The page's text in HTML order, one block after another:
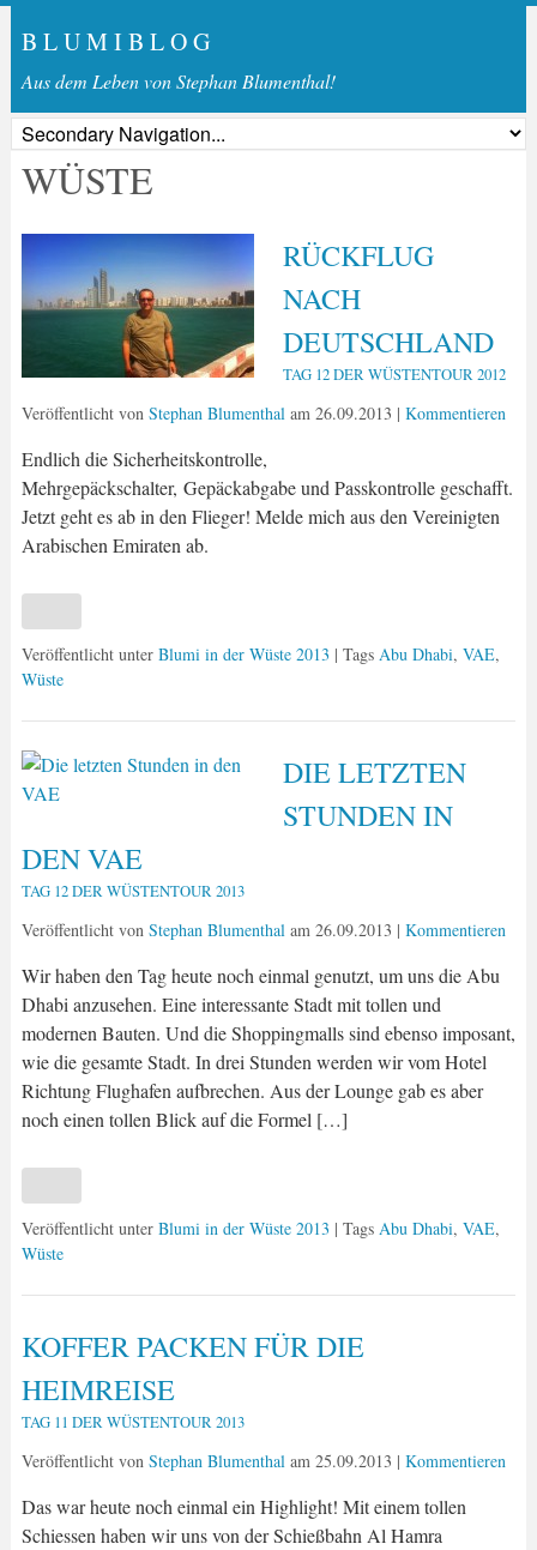
B L U M I B L O G
Aus dem Leben von Stephan Blumenthal!
WÜSTE
RÜCKFLUG
NACH
DEUTSCHLAND
TAG 12 DER WÜSTENTOUR 2012
Veröffentlicht von Stephan Blumenthalam 26.09.2013 | Kommentieren
Endlich die Sicherheitskontrolle,
Mehrgepäckschalter, Gepäckabgabe und Passkontrolle geschafft.
Jetzt geht es ab in den Flieger! Melde mich aus den Vereinigten
Arabischen Emiraten ab.
Veröffentlicht unter Blumi in der Wüste 2013 | Tags Abu Dhabi, VAE,
Wüste
DIE LETZTEN
STUNDEN IN
DEN VAE
TAG 12 DER WÜSTENTOUR 2013
Veröffentlicht von Stephan Blumenthalam 26.09.2013 | Kommentieren
Wir haben den Tag heute noch einmal genutzt, um uns die Abu
Dhabi anzusehen. Eine interessante Stadt mit tollen und
modernen Bauten. Und die Shoppingmalls sind ebenso imposant,
wie die gesamte Stadt. In drei Stunden werden wir vom Hotel
Richtung Flughafen aufbrechen. Aus der Lounge gab es aber
noch einen tollen Blick auf die Formel […]
Veröffentlicht unter Blumi in der Wüste 2013 | Tags Abu Dhabi, VAE,
Wüste
KOFFER PACKEN FÜR DIE
HEIMREISE
TAG 11 DER WÜSTENTOUR 2013
Veröffentlicht von Stephan Blumenthalam 25.09.2013 | Kommentieren
Das war heute noch einmal ein Highlight! Mit einem tollen
Schiessen haben wir uns von der Schießbahn Al Hamra